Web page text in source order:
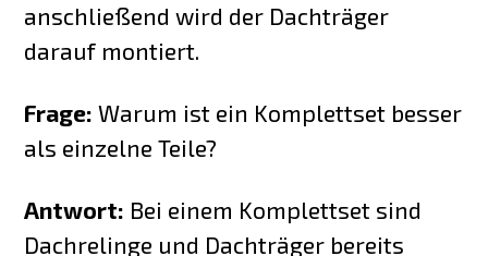
anschließend wird der Dachträger
darauf montiert.
Frage: Warum ist ein Komplettset besser
als einzelne Teile?
Antwort: Bei einem Komplettset sind
Dachrelinge und Dachträger bereits